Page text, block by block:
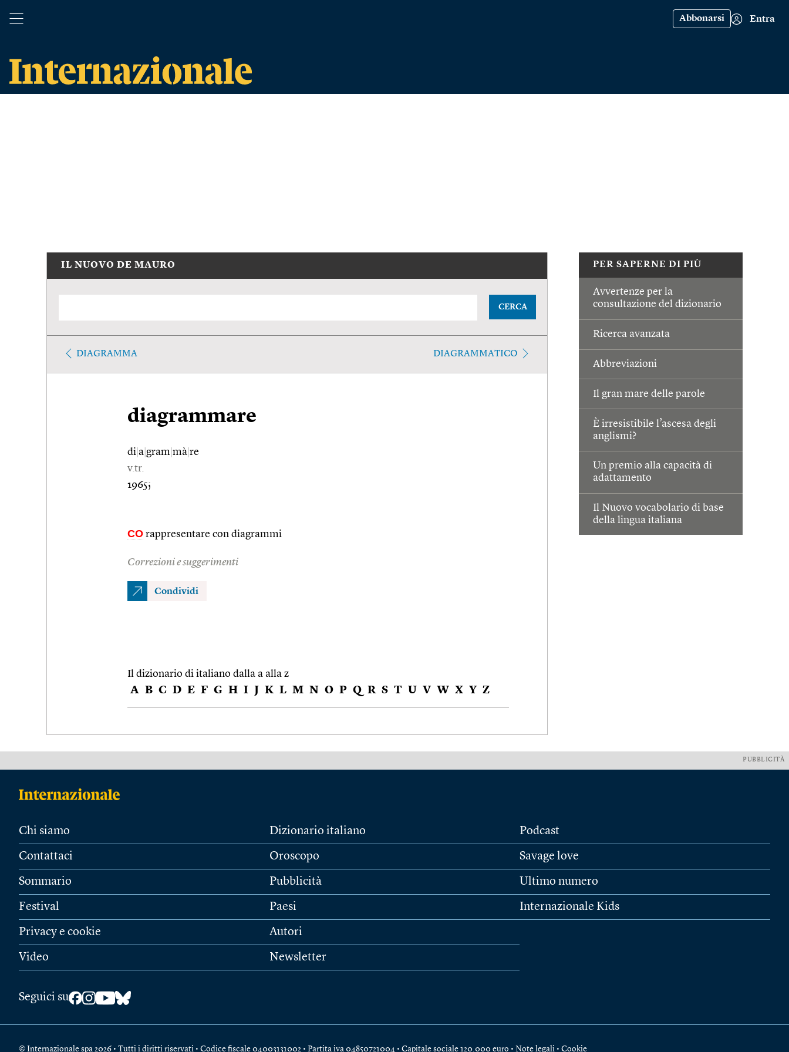
Abbonarsi Entra
PER SAPERNE DI PIÙ
Avvertenze per la
consultazione del dizionario
Ricerca avanzata
Abbreviazioni
Il gran mare delle parole
È irresistibile l’ascesa degli
anglismi?
Un premio alla capacità di
adattamento
Il Nuovo vocabolario di base
della lingua italiana
IL NUOVO DE MAURO
CERCA
DIAGRAMMA DIAGRAMMATICO
diagrammare
di a gram mà re
v.tr.
1965;
CO rappresentare con diagrammi
Correzioni e suggerimenti
Condividi
Il dizionario di italiano dalla a alla z
A B C D E F G H I J K L M N O P Q R S T U V W X Y Z
PUBBLICITÀ
Chi siamo
Contattaci
Sommario
Festival
Privacy e cookie
Video
Dizionario italiano
Oroscopo
Pubblicità
Paesi
Autori
Newsletter
Podcast
Savage love
Ultimo numero
Internazionale Kids
Seguici su
© Internazionale spa 2026 • Tutti i diritti riservati • Codice fiscale 04003131002 • Partita iva 04850721004 • Capitale sociale 120.000 euro • Note legali • Cookie